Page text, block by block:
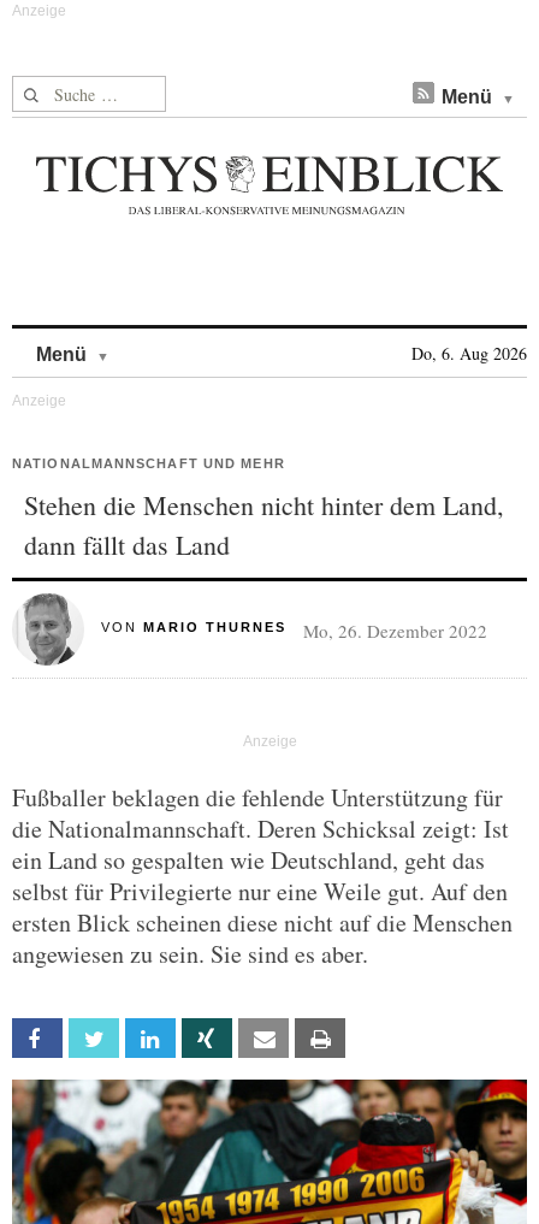
Suche nach: Menü
Menü Do, 6. Aug 2026
NATIONALMANNSCHAFT UND MEHR
Stehen die Menschen nicht hinter dem Land,
dann fällt das Land
VON MARIO THURNES Mo, 26. Dezember 2022
Fußballer beklagen die fehlende Unterstützung für
die Nationalmannschaft. Deren Schicksal zeigt: Ist
ein Land so gespalten wie Deutschland, geht das
selbst für Privilegierte nur eine Weile gut. Auf den
ersten Blick scheinen diese nicht auf die Menschen
angewiesen zu sein. Sie sind es aber.
Facebook Twitter Linkedin Xing Email